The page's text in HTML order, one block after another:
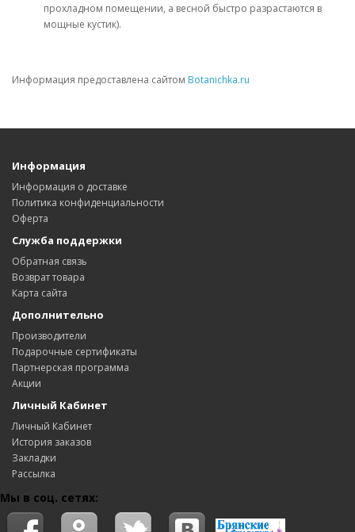
прохладном помещении, а весной быстро разрастаются в
мощные кустик).
Информация предоставлена сайтом Botanichka.ru
Информация
Информация о доставке
Политика конфиденциальности
Оферта
Служба поддержки
Обратная связь
Возврат товара
Карта сайта
Дополнительно
Производители
Подарочные сертификаты
Партнерская программа
Акции
Личный Кабинет
Личный Кабинет
История заказов
Закладки
Рассылка
Мы в соц. сетях: